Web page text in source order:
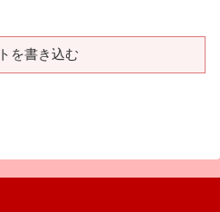
を書き込む